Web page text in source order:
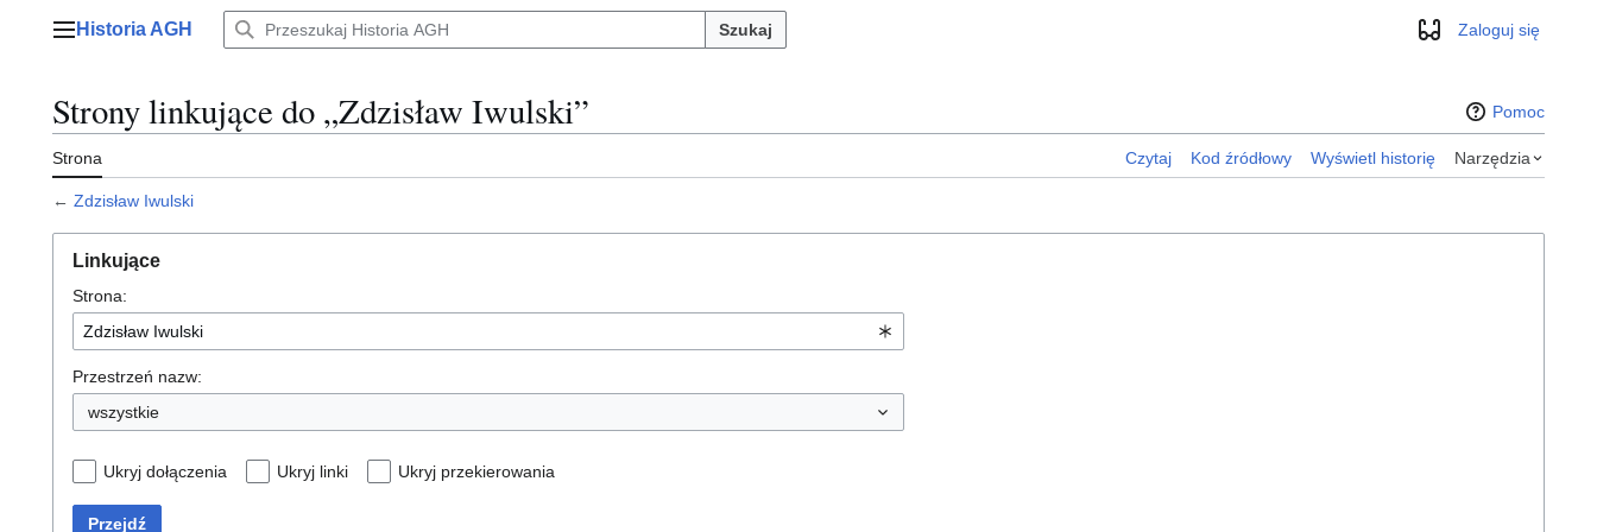
Menu główne
Historia AGH Szukaj WyglądZaloguj się
Strony linkujące do „Zdzisław Iwulski” Pomoc
Strona Czytaj Kod źródłowy Wyświetl historię Narzędzia
← Zdzisław Iwulski
Linkujące
Strona:
Przestrzeń nazw:
wszystkie
Ukryj dołączenia Ukryj linki Ukryj przekierowania
Przejdź